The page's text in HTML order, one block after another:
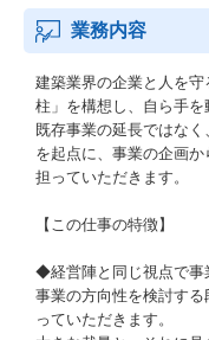
業務内容
建築業界の企業と人を
柱」を構想し、自ら手を
既存事業の延長ではなく
を起点に、事業の企画
担っていただきます。
【この仕事の特徴】
◆経営陣と同じ視点で事
事業の方向性を検討す
っていただきます。